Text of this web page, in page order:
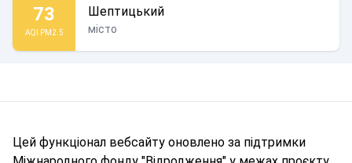
73
AQI PM2.5
Шептицький
місто
Цей функціонал вебсайту оновлено за підтримки